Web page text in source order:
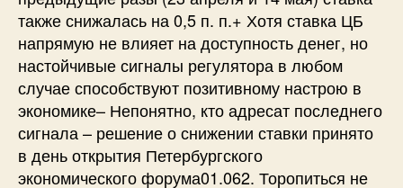
также снижалась на 0,5 п. п.+ Хотя ставка ЦБ
напрямую не влияет на доступность денег, но
настойчивые сигналы регулятора в любом
случае способствуют позитивному настрою в
экономике– Непонятно, кто адресат последнего
сигнала – решение о снижении ставки принято
в день открытия Петербургского
экономического форума01.062. Торопиться не